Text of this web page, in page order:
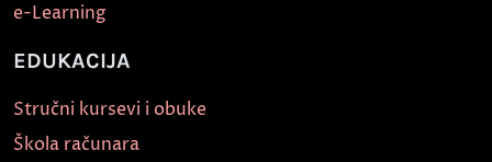
e-Learning
EDUKACIJA
Stručni kursevi i obuke
Škola računara